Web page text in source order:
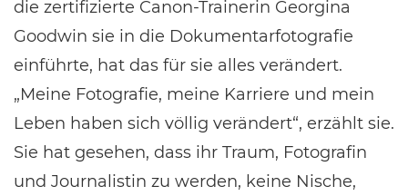
die zertifizierte Canon-Trainerin Georgina
Goodwin sie in die Dokumentarfotografie
einführte, hat das für sie alles verändert.
„Meine Fotografie, meine Karriere und mein
Leben haben sich völlig verändert“, erzählt sie.
Sie hat gesehen, dass ihr Traum, Fotografin
und Journalistin zu werden, keine Nische,